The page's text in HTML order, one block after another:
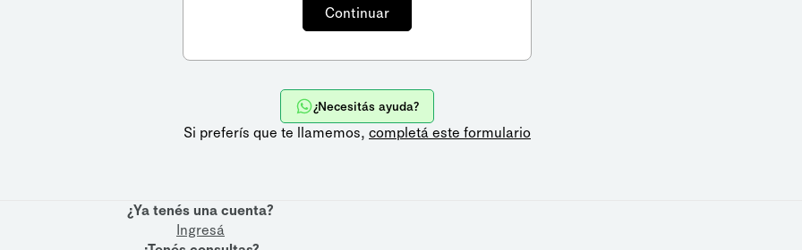
¿Necesitás ayuda?
Si preferís que te llamemos, completá este formulario
¿Ya tenés una cuenta?
Ingresá